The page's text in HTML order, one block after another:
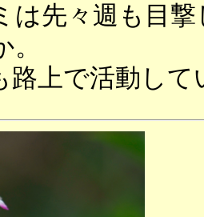
は先々週も目
路上で活動し